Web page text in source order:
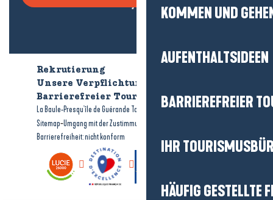
KOMMEN UND
AUFENTHALTSIDEEN
BARRIEREFREIER
IHR
HÄUFIG GESTELLTE
Rekrutierung
Unsere Verpflichtungen
Barrierefreier Tourismus
Broschüren
La Baule-Presqu'île de Guérande Tourismus-Rechtliche Hinweise-
Sitemap-Umgang mit der Zustimmung
Barrierefreiheit: nicht konform